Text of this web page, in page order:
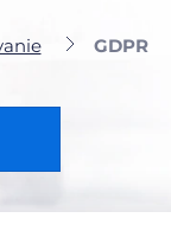
GDPR